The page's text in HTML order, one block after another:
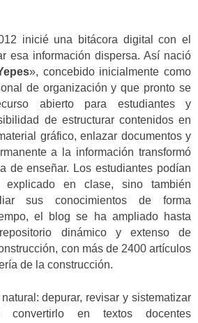
inicié una bitácora digital con el
esa información dispersa. Así nació
», concebido inicialmente como
de organización y que pronto se
abierto para estudiantes y
de estructurar contenidos en
gráfico, enlazar documentos y
a la información transformó
de enseñar. Los estudiantes podían
en clase, sino también
sus conocimientos de forma
el blog se ha ampliado hasta
dinámico y extenso de
con más de 2400 artículos
de la construcción.
depurar, revisar y sistematizar
convertirlo en textos docentes